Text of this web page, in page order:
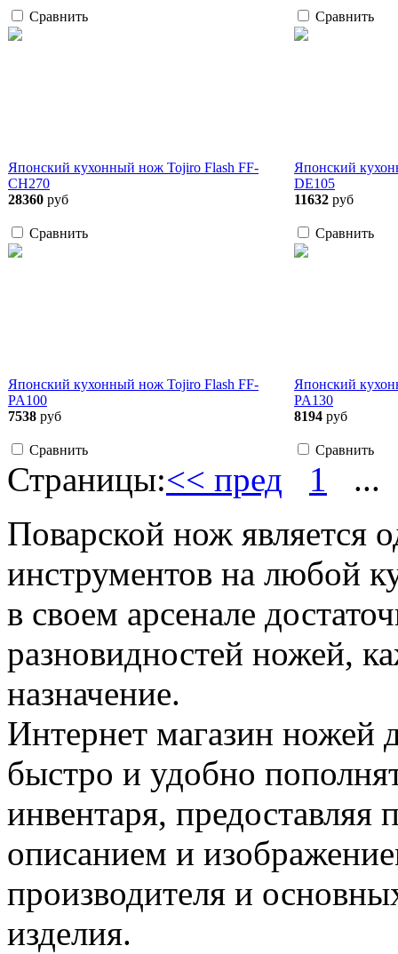
Сравнить Сравнить
Японский кухонный нож Tojiro Flash FF-
CH270
28360 руб
Сравнить
Японский
DE105
11632 руб
Сравнить
Японский кухонный нож Tojiro Flash FF-
PA100
7538 руб
Сравнить
Японский
PA130
8194 руб
Сравнить
Страницы:<< пред 1 ...
Поварской нож является
инструментов на любой
в своем арсенале
разновидностей ножей,
назначение.
Интернет магазин ножей
быстро и удобно
инвентаря, предоставляя
описанием и
производителя и
изделия.